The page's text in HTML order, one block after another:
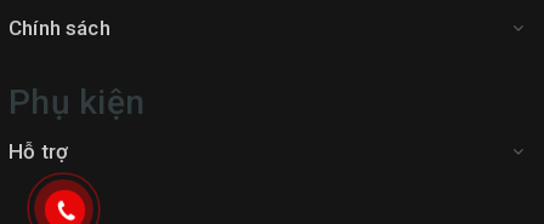
Chính sách
Phụ kiện
Hỗ trợ